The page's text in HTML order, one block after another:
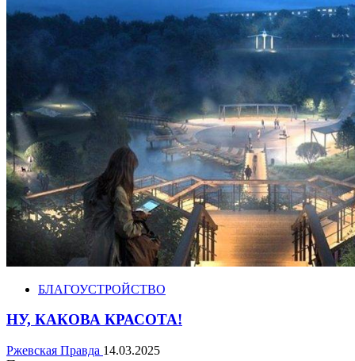
БЛАГОУСТРОЙСТВО
НУ, КАКОВА КРАСОТА!
Ржевская Правда 14.03.2025